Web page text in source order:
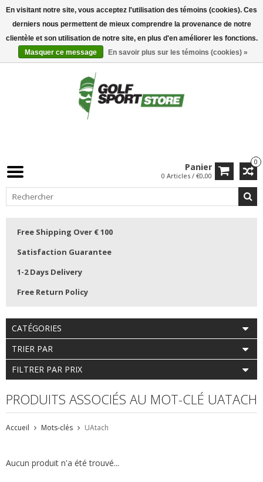
0
Panier
0 Articles / €0,00
Free Shipping Over € 100
Satisfaction Guarantee
1-2 Days Delivery
Free Return Policy
CATÉGORIES
TRIER PAR
FILTRER PAR PRIX
PRODUITS ASSOCIÉS AU MOT-CLÉ UATACH
Accueil Mots-clés UAtach
Aucun produit n'a été trouvé...
En visitant notre site, vous acceptez l'utilisation des témoins (cookies). Ces
derniers nous permettent de mieux comprendre la provenance de notre
clientèle et son utilisation de notre site, en plus d'en améliorer les fonctions.
Masquer ce message
En savoir plus sur les témoins (cookies) »